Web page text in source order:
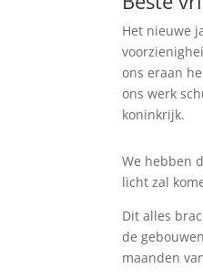
Het nieuwe
ons eraan
ons werk
koninkrijk.
We hebben
licht zal
Dit alles
de
maanden